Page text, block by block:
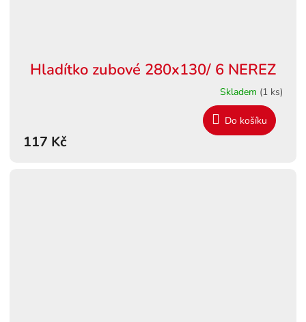
Hladítko zubové 280x130/ 6 NEREZ
Skladem (1 ks)
117 Kč
Do košíku